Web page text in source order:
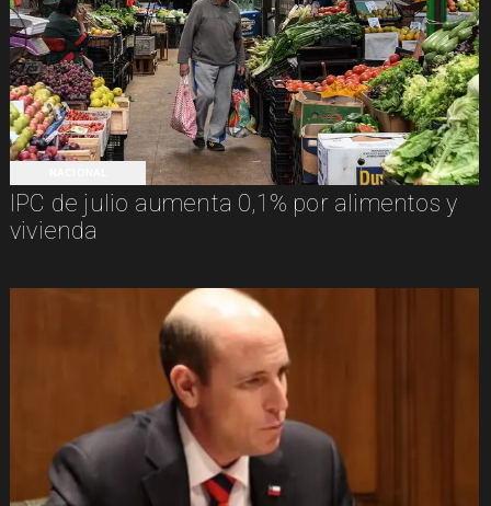
IPC de julio aumenta 0,1% por alimentos y
vivienda